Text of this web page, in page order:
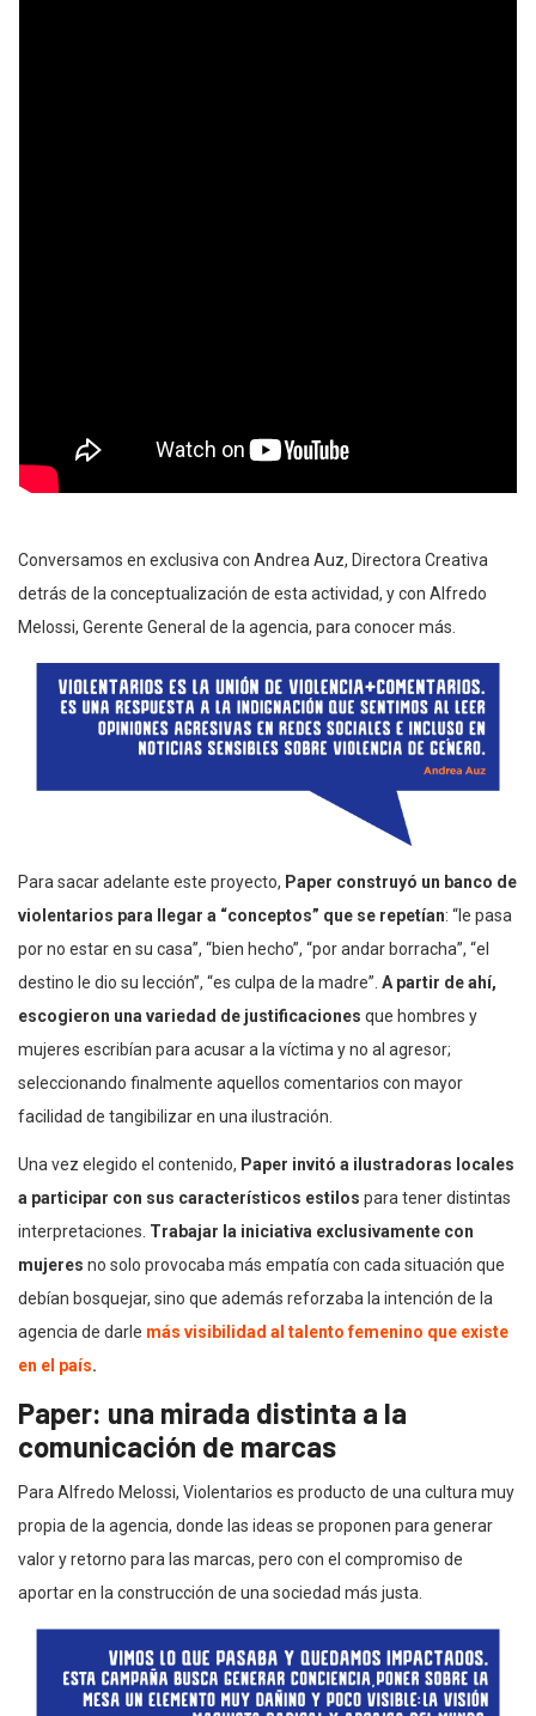
Conversamos en exclusiva con Andrea Auz, Directora Creativa
detrás de la conceptualización de esta actividad, y con Alfredo
Melossi, Gerente General de la agencia, para conocer más.
Para sacar adelante este proyecto, Paper construyó un banco de
violentarios para llegar a “conceptos” que se repetían: “le pasa
por no estar en su casa”, “bien hecho”, “por andar borracha”, “el
destino le dio su lección”, “es culpa de la madre”. A partir de ahí,
escogieron una variedad de justificaciones que hombres y
mujeres escribían para acusar a la víctima y no al agresor;
seleccionando finalmente aquellos comentarios con mayor
facilidad de tangibilizar en una ilustración.
Una vez elegido el contenido, Paper invitó a ilustradoras locales
a participar con sus característicos estilos para tener distintas
interpretaciones. Trabajar la iniciativa exclusivamente con
mujeres no solo provocaba más empatía con cada situación que
debían bosquejar, sino que además reforzaba la intención de la
agencia de darle más visibilidad al talento femenino que existe
en el país.
Paper: una mirada distinta a la
comunicación de marcas
Para Alfredo Melossi, Violentarios es producto de una cultura muy
propia de la agencia, donde las ideas se proponen para generar
valor y retorno para las marcas, pero con el compromiso de
aportar en la construcción de una sociedad más justa.